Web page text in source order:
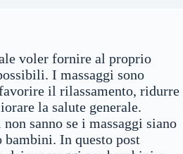
voler fornire al proprio
I massaggi sono
il rilassamento, ridurre
la salute generale.
sanno se i massaggi siano
In questo post